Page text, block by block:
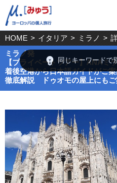
HOME > イタリア > ミラノ >
ミラノ発
【プライベートツアー】ANA
着後空港から日本語ガイドがご
徹底解説 ドゥオモの屋上にもご
emoji_objects 同じキーワード